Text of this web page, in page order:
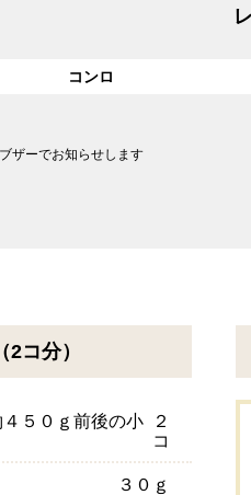
コンロ
ザーでお知らせします
2コ分）
５０ｇ前後の小
２
コ
３０ｇ